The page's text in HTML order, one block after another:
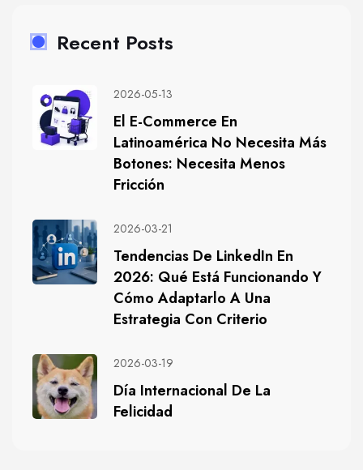
Recent Posts
2026-05-13
El E-Commerce En
Latinoamérica No Necesita Más
Botones: Necesita Menos
Fricción
2026-03-21
Tendencias De LinkedIn En
2026: Qué Está Funcionando Y
Cómo Adaptarlo A Una
Estrategia Con Criterio
2026-03-19
Día Internacional De La
Felicidad